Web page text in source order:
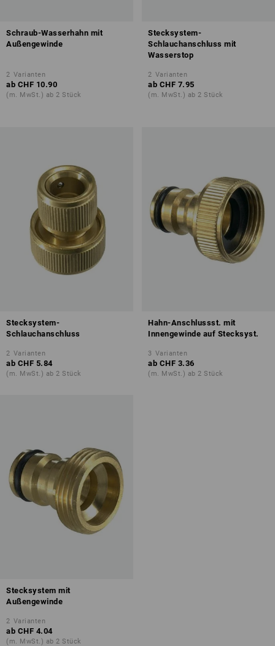
Schraub-Wasserhahn mit
Außengewinde
2 Varianten
ab CHF 10.90
(m. MwSt.) ab 2 Stück
Stecksystem-
Schlauchanschluss mit
Wasserstop
2 Varianten
ab CHF 7.95
(m. MwSt.) ab 2 Stück
Stecksystem-
Schlauchanschluss
2 Varianten
ab CHF 5.84
(m. MwSt.) ab 2 Stück
Hahn-Anschlussst. mit
Innengewinde auf Stecksyst.
3 Varianten
ab CHF 3.36
(m. MwSt.) ab 2 Stück
Stecksystem mit
Außengewinde
2 Varianten
ab CHF 4.04
(m. MwSt.) ab 2 Stück